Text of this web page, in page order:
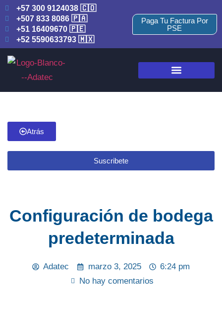
+57 300 9124038 🇨🇴
+507 833 8086 🇵🇦
+51 16409670 🇵🇪
+52 5590633793 🇲🇽
Paga Tu Factura Por
PSE
Atrás
Suscribete
Configuración de bodega
predeterminada
Adatec marzo 3, 2025
6:24 pm
No hay comentarios